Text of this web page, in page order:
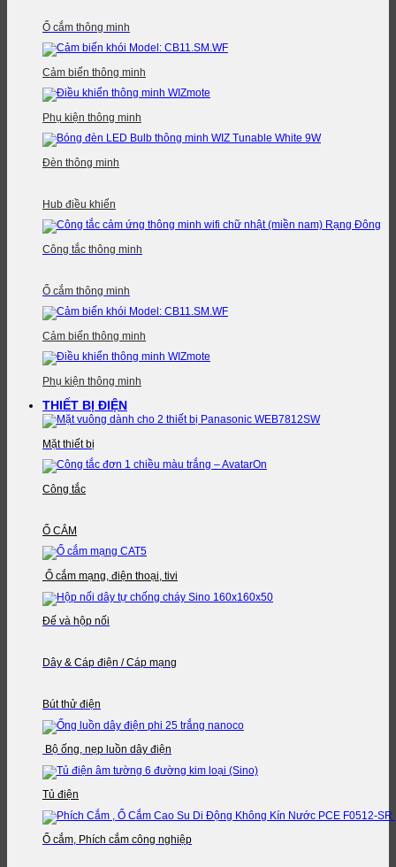
Ổ cắm thông minh
Cảm biến thông minh
Phụ kiện thông minh
Đèn thông minh
Hub điều khiển
Công tắc thông minh
Ổ cắm thông minh
Cảm biến thông minh
Phụ kiện thông minh
THIẾT BỊ ĐIỆN
Mặt thiết bị
Công tắc
Ổ CẮM
Ổ cắm mạng, điện thoại, tivi
Đế và hộp nối
Dây & Cáp điện / Cáp mạng
Bút thử điện
Bộ ống, nẹp luồn dây điện
Tủ điện
Ổ cắm, Phích cắm công nghiệp